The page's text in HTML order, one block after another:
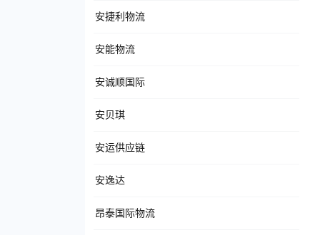
安捷利物流
安能物流
安诚顺国际
安贝琪
安运供应链
安逸达
昂泰国际物流